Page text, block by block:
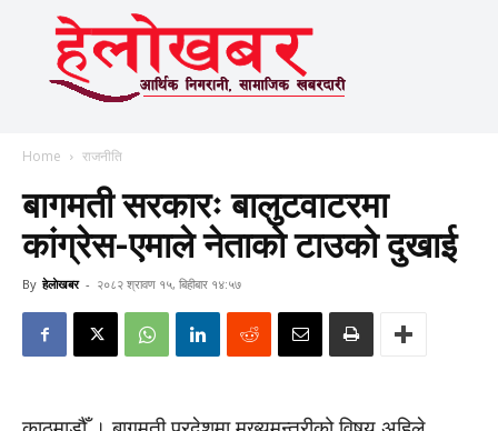
Home राजनीति
बागमती सरकारः बालुटवाटरमा
कांग्रेस-एमाले नेताको टाउको दुखाई
By हेलाेखबर - २०८२ श्रावण १५, बिहीबार १४:५७